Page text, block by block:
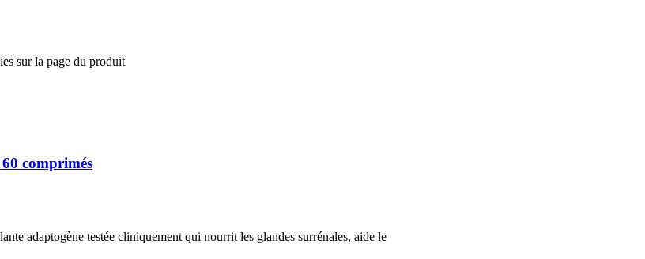
sur la page du produit
comprimés
adaptogène testée cliniquement qui nourrit les glandes surrénales, aide le